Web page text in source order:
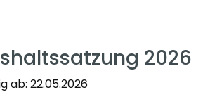
2026
ab: 22.05.2026